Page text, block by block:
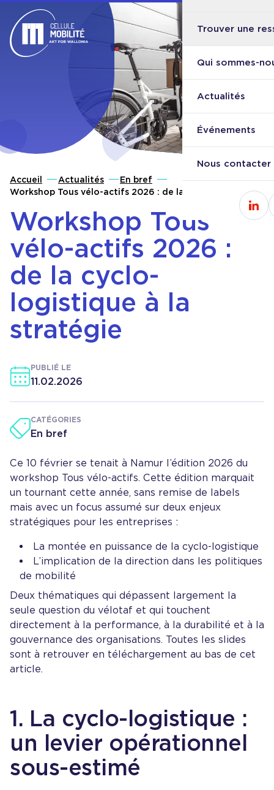
Retour à l'accueil
Trouver une
Qui sommes-
Actualités
Événements
Nous contacter
Accueil Actualités
En bref
Workshop Tous vélo-actifs 2026 : de la cyclo-logistique
Workshop Tous
vélo-actifs 2026 :
de la cyclo-
logistique à la
stratégie
PUBLIÉ LE
11.02.2026
CATÉGORIES
En bref
Ce 10 février se tenait à Namur l’édition 2026 du
workshop Tous vélo-actifs. Cette édition marquait
un tournant cette année, sans remise de labels
mais avec un focus assumé sur deux enjeux
stratégiques pour les entreprises :
La montée en puissance de la cyclo-logistique
L’implication de la direction dans les politiques
de mobilité
Deux thématiques qui dépassent largement la
seule question du vélotaf et qui touchent
directement à la performance, à la durabilité et à la
gouvernance des organisations. Toutes les slides
sont à retrouver en téléchargement au bas de cet
article.
1. La cyclo-logistique :
un levier opérationnel
sous-estimé